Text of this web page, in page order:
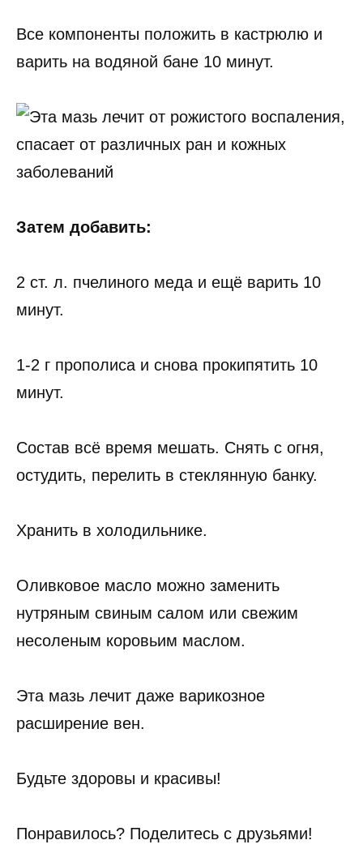
Все компоненты положить в кастрюлю и
варить на водяной бане 10 минут.
Затем добавить:
2 ст. л. пчелиного меда и ещё варить 10
минут.
1-2 г прополиса и снова прокипятить 10
минут.
Состав всё время мешать. Снять с огня,
остудить, перелить в стеклянную банку.
Хранить в холодильнике.
Оливковое масло можно заменить
нутряным свиным салом или свежим
несоленым коровьим маслом.
Эта мазь лечит даже варикозное
расширение вен.
Будьте здоровы и красивы!
Понравилось? Поделитесь с друзьями!